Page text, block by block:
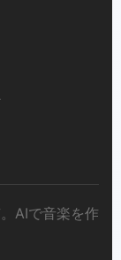
AIで音楽を作